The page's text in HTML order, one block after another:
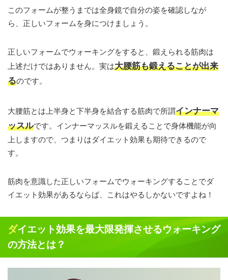
このフォームが整うまでは全身鏡で自分の姿を確認しなが
ら、正しいフォームを身につけましょう。
正しいフォームでウォーキングをすると、鍛えられる筋肉は
上述だけではありません。実は大腰筋も鍛えることが出来
るのです。
大腰筋とは上半身と下半身を結合する筋肉で所謂インナーマ
ッスルです。インナーマッスルを鍛えることで身体機能が向
上しますので、つまりはダイエット効果も期待できるので
す。
筋肉を意識した正しいフォームでウォーキングすることでダ
イエット効果があるならば、これはやるしかないですよね！
ダイエット効果を最大限発揮させるウォーキング
の方法とは？